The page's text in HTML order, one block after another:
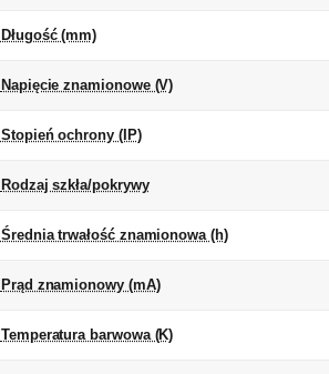
Długość (mm)
Napięcie znamionowe (V)
Stopień ochrony (IP)
Rodzaj szkła/pokrywy
Średnia trwałość znamionowa (h)
Prąd znamionowy (mA)
Temperatura barwowa (K)